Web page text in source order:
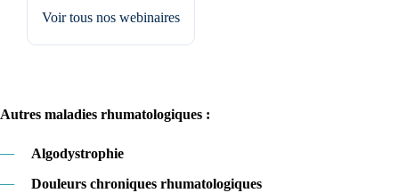
Voir tous nos webinaires
Autres maladies rhumatologiques :
—
Algodystrophie
—
Douleurs chroniques rhumatologiques